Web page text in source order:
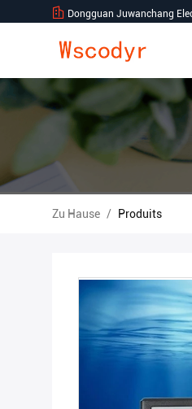
Dongguan Juwanchang
Zu Hause / Produits